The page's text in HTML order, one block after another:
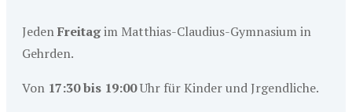
JedenFreitagim Matthias-Claudius-Gymnasium in
Gehrden.
Von 17:30 bis 19:00Uhr für Kinder und Jrgendliche.